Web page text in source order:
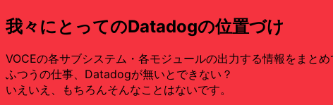
我々にとってのDatadogの位置づけ
VOCEの各サブシステム・各モジュールの出力する情報をまと
ふつうの仕事、Datadogが無いとできない？
いえいえ、もちろんそんなことはないです。